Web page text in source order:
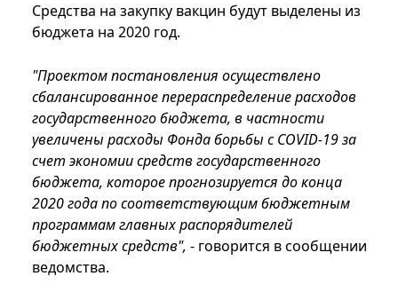
Средства на закупку вакцин будут выделены из
бюджета на 2020 год.
"Проектом постановления осуществлено
сбалансированное перераспределение расходов
государственного бюджета, в частности
увеличены расходы Фонда борьбы с COVID-19 за
счет экономии средств государственного
бюджета, которое прогнозируется до конца
2020 года по соответствующим бюджетным
программам главных распорядителей
бюджетных средств", - говорится в сообщении
ведомства.